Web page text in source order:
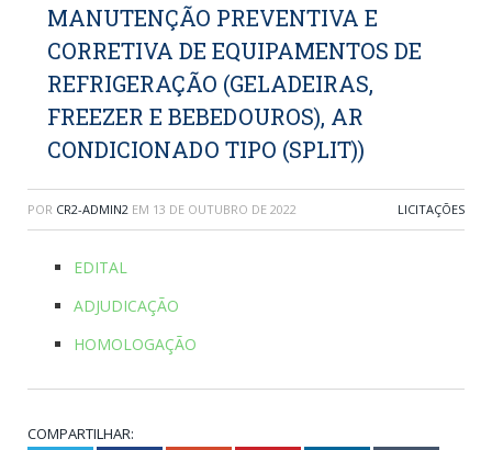
MANUTENÇÃO PREVENTIVA E
CORRETIVA DE EQUIPAMENTOS DE
REFRIGERAÇÃO (GELADEIRAS,
FREEZER E BEBEDOUROS), AR
CONDICIONADO TIPO (SPLIT))
POR CR2-ADMIN2 EM 13 DE OUTUBRO DE 2022 LICITAÇÕES
EDITAL
ADJUDICAÇÃO
HOMOLOGAÇÃO
COMPARTILHAR: